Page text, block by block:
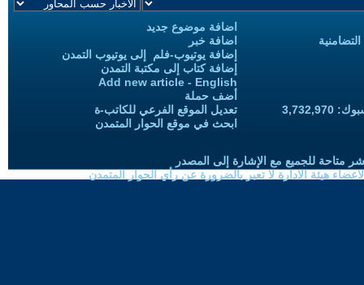
اضافة موضوع جديد
اضافة خبر
إضافة يوتيوب-فلم إلى يوتيوب التمدن
إضافة كتاب إلى مكتبة التمدن
Add new article - English
أضف حملة
تعديل الموقع الفرعي للكاتب-ة
ابحث في موقع الحوار المتمدن
متاحة للجميع مع الإشارة إلى المصدر
هيئة الادارة لا تعبر بالضرورة عن رأي الحوار المتمدن